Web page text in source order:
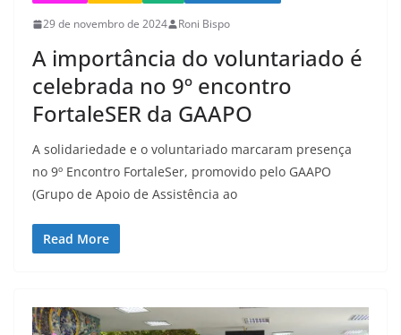
29 de novembro de 2024 Roni Bispo
A importância do voluntariado é
celebrada no 9º encontro
FortaleSER da GAAPO
A solidariedade e o voluntariado marcaram presença
no 9º Encontro FortaleSer, promovido pelo GAAPO
(Grupo de Apoio de Assistência ao
Read More